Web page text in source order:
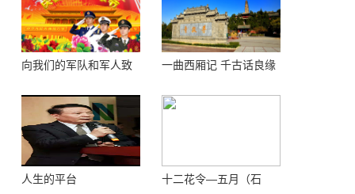
向我们的军队和军人致
一曲西厢记 千古话良缘
人生的平台
十二花令—五月（石